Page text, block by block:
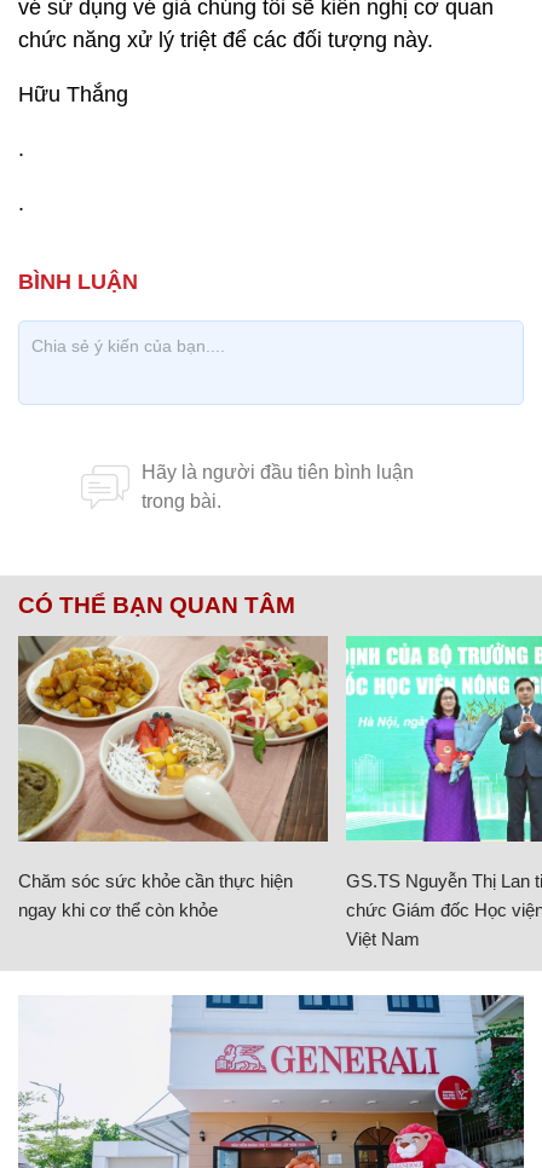
vé sử dụng vé giả chúng tôi sẽ kiến nghị cơ quan
chức năng xử lý triệt để các đối tượng này.
Hữu Thắng
.
.
CÓ THỂ BẠN QUAN TÂM
Chăm sóc sức khỏe cần thực hiện
ngay khi cơ thể còn khỏe
GS.TS Nguyễn Thị Lan
chức Giám đốc Học
Việt Nam